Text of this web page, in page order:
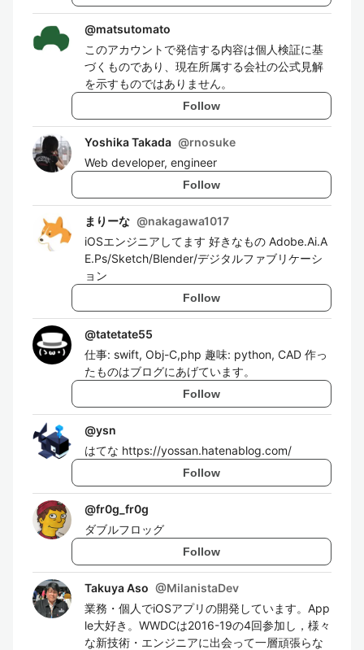
@matsutomato
このアカウントで発信する内容は個人検証に基
づくものであり、現在所属する会社の公式見解
を示すものではありません。
Follow
Yoshika Takada @rnosuke
Web developer, engineer
Follow
まりーな @nakagawa1017
iOSエンジニアしてます 好きなもの Adobe.Ai.A
E.Ps/Sketch/Blender/デジタルファブリケーシ
ョン
Follow
@tatetate55
仕事: swift, Obj-C,php 趣味: python, CAD 作っ
たものはブログにあげています。
Follow
@ysn
はてな https://yossan.hatenablog.com/
Follow
@fr0g_fr0g
ダブルフロッグ
Follow
Takuya Aso @MilanistaDev
業務・個人でiOSアプリの開発しています。App
le大好き。WWDCは2016-19の4回参加し，様々
な新技術・エンジニアに出会って一層頑張らな